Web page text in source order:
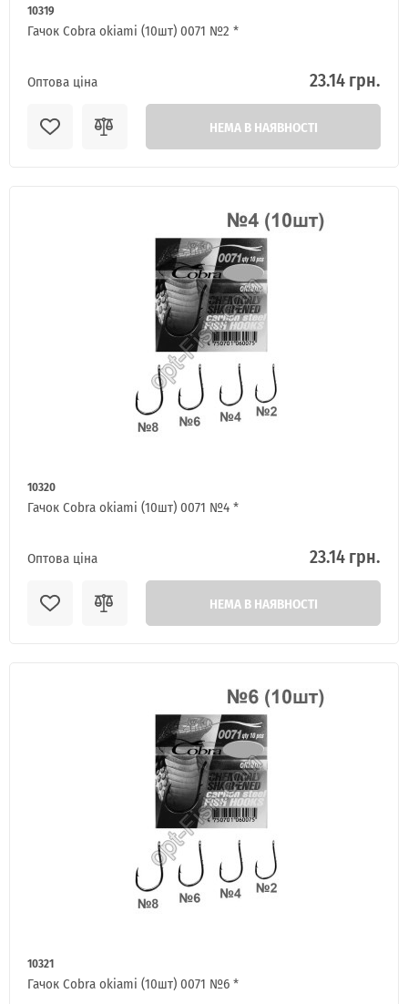
10319
Гачок Cobra okiami (10шт) 0071 №2 *
Оптова ціна 23.14 грн.
НЕМА В НАЯВНОСТІ
10320
Гачок Cobra okiami (10шт) 0071 №4 *
Оптова ціна 23.14 грн.
НЕМА В НАЯВНОСТІ
10321
Гачок Cobra okiami (10шт) 0071 №6 *
ІНТЕРНЕТ-МАГАЗИНОПТОВОГО
Роздрібні замовлення не розглядаються!